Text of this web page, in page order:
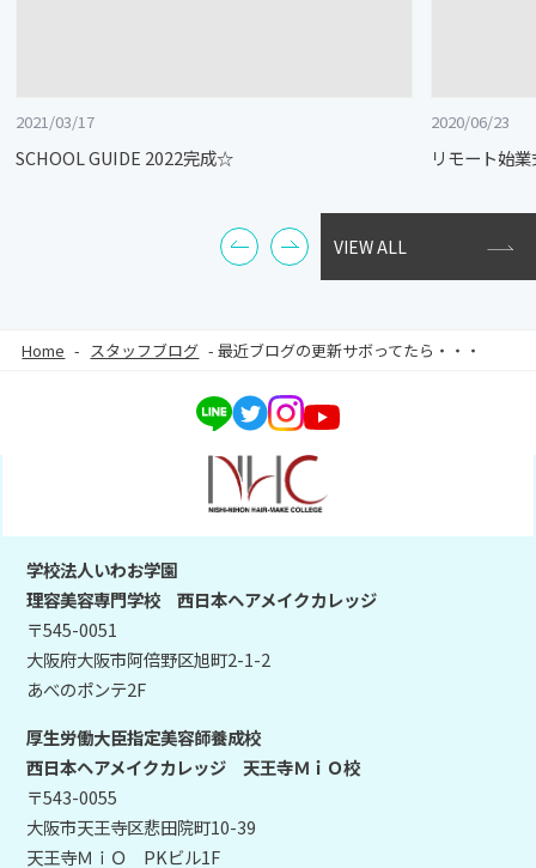
2021/03/17
SCHOOL GUIDE 2022完成☆
2020/06/23
リモート始
VIEW ALL
Home - スタッフブログ -最近ブログの更新サボってたら・・・
学校法人いわお学園
理容美容専門学校 西日本ヘアメイクカレッジ
〒545-0051
大阪府大阪市阿倍野区旭町2-1-2
あべのポンテ2F
厚生労働大臣指定美容師養成校
西日本ヘアメイクカレッジ 天王寺ＭｉＯ校
〒543-0055
大阪市天王寺区悲田院町10-39
天王寺ＭｉＯ PKビル1F